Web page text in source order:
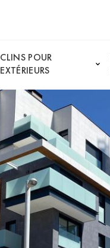
CLINS POUR
EXTÉRIEURS